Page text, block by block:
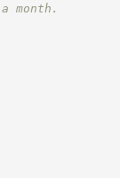
month.